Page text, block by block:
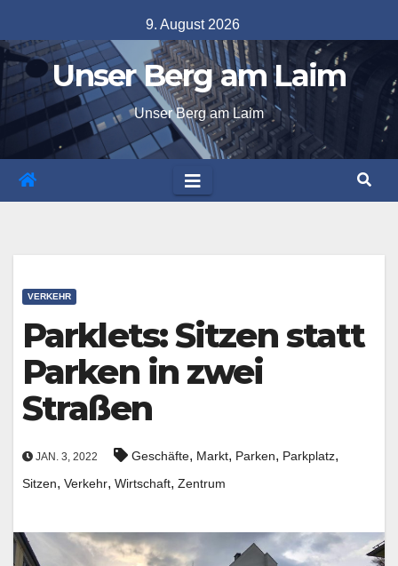
to
content
9. August 2026
Unser Berg am Laim
Unser Berg am Laim
VERKEHR
Parklets: Sitzen statt
Parken in zwei
Straßen
JAN. 3, 2022 Geschäfte, Markt, Parken, Parkplatz,
Sitzen, Verkehr, Wirtschaft, Zentrum